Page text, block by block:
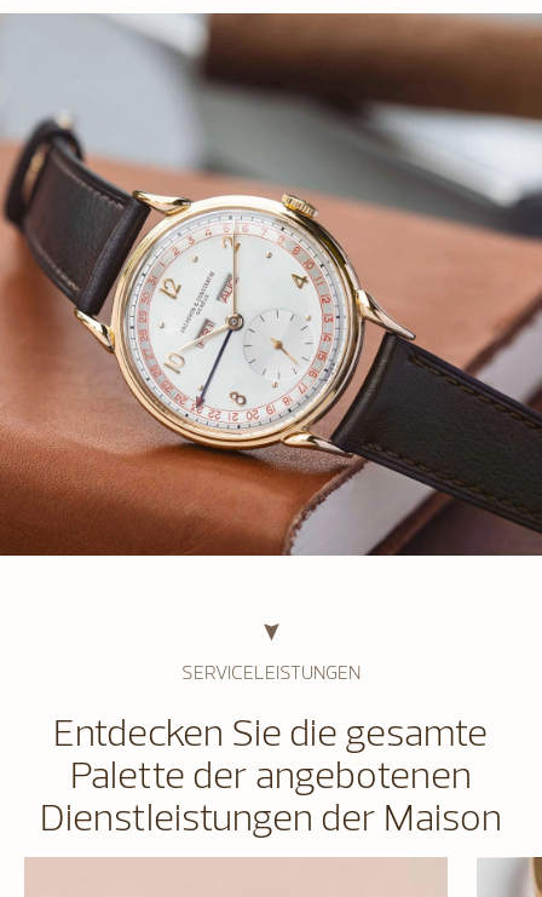
SERVICELEISTUNGEN
Entdecken Sie die gesamte
Palette der angebotenen
Dienstleistungen der Maison